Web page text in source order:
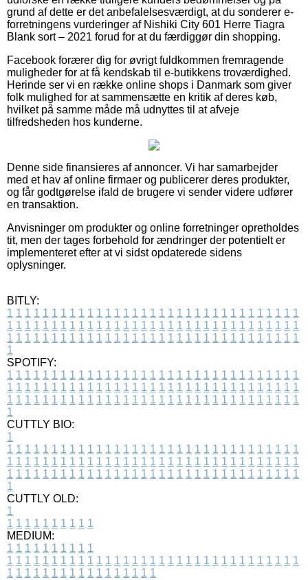
grund af dette er det anbefalelsesværdigt, at du sonderer e-
forretningens vurderinger af Nishiki City 601 Herre Tiagra
Blank sort – 2021 forud for at du færdiggør din shopping.
Facebook forærer dig for øvrigt fuldkommen fremragende
muligheder for at få kendskab til e-butikkens troværdighed.
Herinde ser vi en række online shops i Danmark som giver
folk mulighed for at sammensætte en kritik af deres køb,
hvilket på samme måde må udnyttes til at afveje
tilfredsheden hos kunderne.
Denne side finansieres af annoncer. Vi har samarbejder
med et hav af online firmaer og publicerer deres produkter,
og får godtgørelse ifald de brugere vi sender videre udfører
en transaktion.
Anvisninger om produkter og online forretninger opretholdes
tit, men der tages forbehold for ændringer der potentielt er
implementeret efter at vi sidst opdaterede sidens
oplysninger.
BITLY:
1 1 1 1 1 1 1 1 1 1 1 1 1 1 1 1 1 1 1 1 1 1 1 1 1 1 1 1 1 1 1 1 1
1 1 1 1 1 1 1 1 1 1 1 1 1 1 1 1 1 1 1 1 1 1 1 1 1 1 1 1 1 1 1 1 1
1 1 1 1 1 1 1 1 1 1 1 1 1 1 1 1 1 1 1 1 1 1 1 1 1 1 1 1 1 1 1 1 1
1
SPOTIFY:
1 1 1 1 1 1 1 1 1 1 1 1 1 1 1 1 1 1 1 1 1 1 1 1 1 1 1 1 1 1 1 1 1
1 1 1 1 1 1 1 1 1 1 1 1 1 1 1 1 1 1 1 1 1 1 1 1 1 1 1 1 1 1 1 1 1
1 1 1 1 1 1 1 1 1 1 1 1 1 1 1 1 1 1 1 1 1 1 1 1 1 1 1 1 1 1 1 1 1
1
CUTTLY BIO:
1
1 1 1 1 1 1 1 1 1 1 1 1 1 1 1 1 1 1 1 1 1 1 1 1 1 1 1 1 1 1 1 1 1
1 1 1 1 1 1 1 1 1 1 1 1 1 1 1 1 1 1 1 1 1 1 1 1 1 1 1 1 1 1 1 1 1
1 1 1 1 1 1 1 1 1 1 1 1 1 1 1 1 1 1 1 1 1 1 1 1 1 1 1 1 1 1 1 1 1
1
CUTTLY OLD:
1
1 1 1 1 1 1 1 1 1 1
MEDIUM:
1 1 1 1 1 1 1 1 1 1
1 1 1 1 1 1 1 1 1 1 1 1 1 1 1 1 1 1 1 1 1 1 1 1 1 1 1 1 1 1 1 1 1
1 1 1 1 1 1 1 1 1 1 1 1 1 1 1 1 1